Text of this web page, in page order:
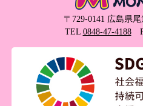
〒729-0141 広島県
TEL 0848-47-4188